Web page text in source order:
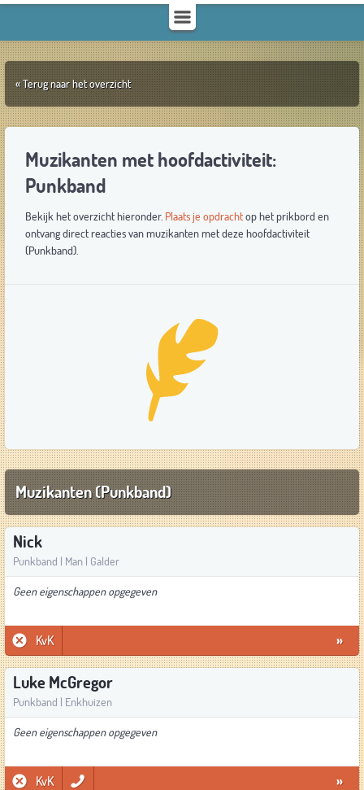
« Terug naar het overzicht
Muzikanten met hoofdactiviteit:
Punkband
Bekijk het overzicht hieronder. Plaats je opdrachtop het prikbord en
ontvang direct reacties van muzikanten met deze hoofdactiviteit
(Punkband).
Muzikanten (Punkband)
Nick
Punkband | Man | Galder
Geen eigenschappen opgegeven
KvK »
Luke McGregor
Punkband | Enkhuizen
Geen eigenschappen opgegeven
KvK »